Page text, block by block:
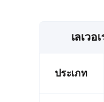
เลเว
ประเภท